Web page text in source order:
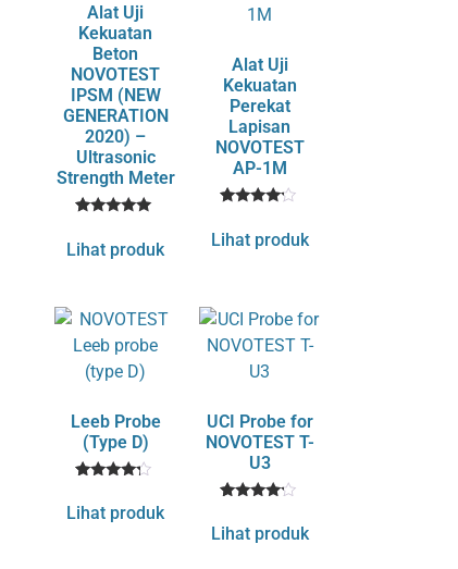
Alat Uji
Kekuatan
Beton
NOVOTEST
IPSM (NEW
GENERATION
2020) –
Ultrasonic
Strength Meter
out of 5
Lihat produk
Alat Uji
Kekuatan
Perekat
Lapisan
NOVOTEST
AP-1M
out of 5
Lihat produk
Leeb Probe
(Type D)
4
out of 5
Lihat produk
UCI Probe for
NOVOTEST T-
U3
4
out of 5
Lihat produk